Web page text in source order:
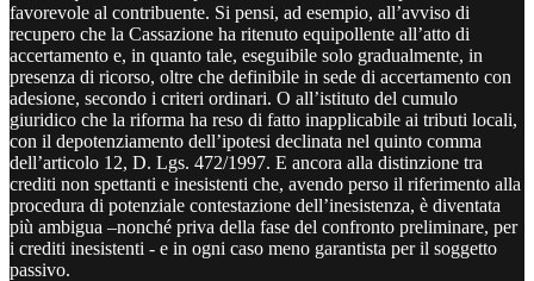
favorevole al contribuente. Si pensi, ad esempio, all’avviso di
recupero che la Cassazione ha ritenuto equipollente all’atto di
accertamento e, in quanto tale, eseguibile solo gradualmente, in
presenza di ricorso, oltre che definibile in sede di accertamento con
adesione, secondo i criteri ordinari. O all’istituto del cumulo
giuridico che la riforma ha reso di fatto inapplicabile ai tributi locali,
con il depotenziamento dell’ipotesi declinata nel quinto comma
dell’articolo 12, D. Lgs. 472/1997. E ancora alla distinzione tra
crediti non spettanti e inesistenti che, avendo perso il riferimento alla
procedura di potenziale contestazione dell’inesistenza, è diventata
più ambigua –nonché priva della fase del confronto preliminare, per
i crediti inesistenti - e in ogni caso meno garantista per il soggetto
passivo.